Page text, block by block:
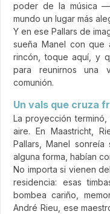
poder de la música
mundo un lugar más
Y en ese Pallars de
sueña Manel con que
rincón, toque aquí, y
para reunirnos una
comunión.
Un vals que cruza
La proyección
aire. En Maastricht,
Pallars, Manel
alguna forma, habían
No importa si vienen
residencia: esas
bombea cariño,
André Rieu, ese